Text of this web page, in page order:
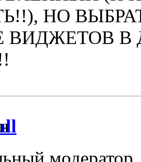
НО
ВИДЖЕТОВ В